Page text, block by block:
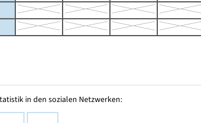
in den sozialen Netzwerken: